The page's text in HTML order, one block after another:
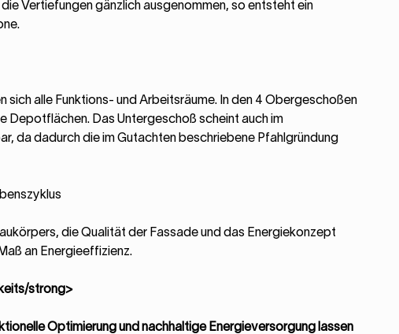
Vertiefungen gänzlich ausgenommen, so entsteht ein
sich alle Funktions- und Arbeitsräume. In den 4 Obergeschoßen
Depotflächen. Das Untergeschoß scheint auch im
da dadurch die im Gutachten beschriebene Pfahlgründung
die Qualität der Fassade und das Energiekonzept
an Energieeffizienz.
strong>
Optimierung und nachhaltige Energieversorgung lassen